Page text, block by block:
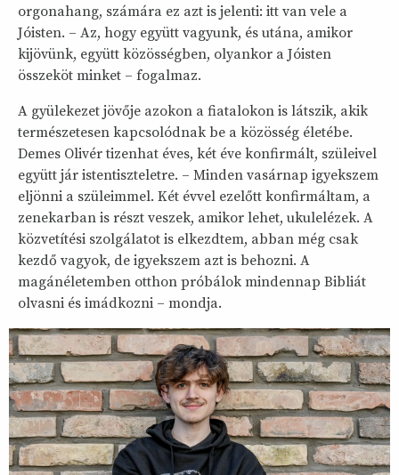
orgonahang, számára ez azt is jelenti: itt van vele a
Jóisten. – Az, hogy együtt vagyunk, és utána, amikor
kijövünk, együtt közösségben, olyankor a Jóisten
összeköt minket – fogalmaz.
A gyülekezet jövője azokon a fiatalokon is látszik, akik
természetesen kapcsolódnak be a közösség életébe.
Demes Olivér tizenhat éves, két éve konfirmált, szüleivel
együtt jár istentiszteletre. – Minden vasárnap igyekszem
eljönni a szüleimmel. Két évvel ezelőtt konfirmáltam, a
zenekarban is részt veszek, amikor lehet, ukulelézek. A
közvetítési szolgálatot is elkezdtem, abban még csak
kezdő vagyok, de igyekszem azt is behozni. A
magánéletemben otthon próbálok mindennap Bibliát
olvasni és imádkozni – mondja.